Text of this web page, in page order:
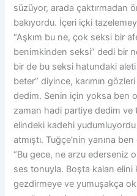
süzüyor, arada çaktırmadan
bakıyordu. İçeri içki
“Aşkım bu ne, çok seksi bir
benimkinden seksi” dedi bir
bir de bu seksi hatundaki
beter” diyince, karımın
dedim. Senin için yoksa ben
zaman hadi partiye dedim ve
elindeki kadehi
atmıştı. Tuğçe’nin yanına
“Bu gece, ne arzu ederseniz
ses tonuyla. Boşta kalan elini
gezdirmeye ve yumuşakça